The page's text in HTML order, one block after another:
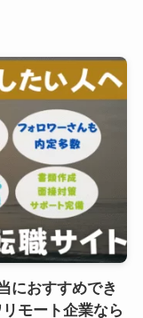
におすすめでき
モート企業なら